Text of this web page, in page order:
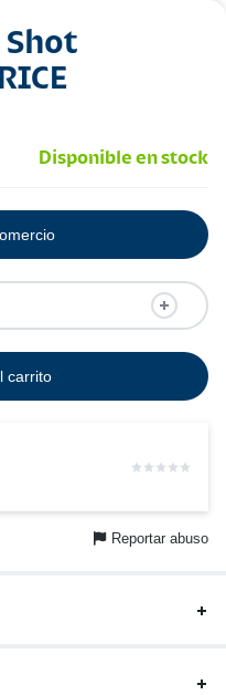
Shot
Disponible en stock
carrito
Reportar abuso